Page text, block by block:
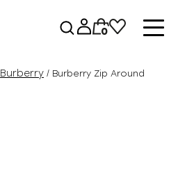
0
Burberry / Burberry Zip Around